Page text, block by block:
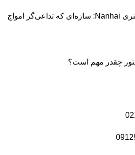
رونمایی از طراحی مرکز هنری Nanhai: سازه‌ای که تداعی‌گر امواج
چقدر مهم است؟